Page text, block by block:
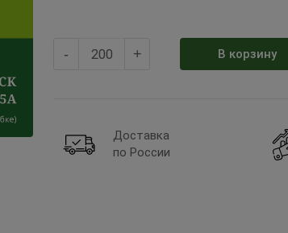
- + В корзину
Доставка
по России